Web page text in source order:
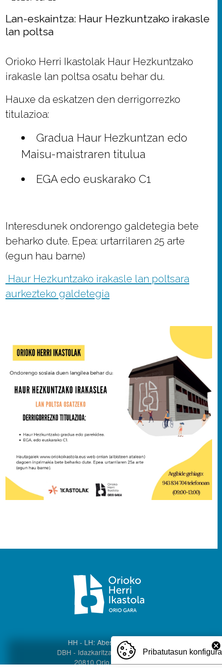
Lan-eskaintza: Haur Hezkuntzako irakasle
lan poltsa
Orioko Herri Ikastolak Haur Hezkuntzako
irakasle lan poltsa osatu behar du.
Hauxe da eskatzen den derrigorrezko
titulazioa:
Gradua Haur Hezkuntzan edo
Maisu-maistraren titulua
EGA edo euskarako C1
Interesdunek ondorengo galdetegia bete
beharko dute. Epea: urtarrilaren 25 arte
(egun hau barne)
Haur Hezkuntzako irakasle lan poltsara
aurkezteko galdetegia
HH - LH: Abeslari Kalea, 8
DBH - Idazkaritza: Palota kalea 1
20810 Orio, Gipuzkoa
Pribatutasun